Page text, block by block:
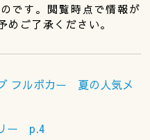
です。閲覧時点で情報が
ご了承ください。
フルボカー 夏の人気メ
ー p.4